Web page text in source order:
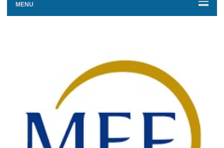
MENU